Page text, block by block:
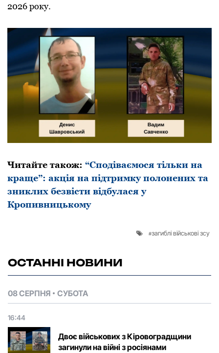
2026 року.
Читайте також: “Сподіваємося тільки на
краще”: акція на підтримку полонених та
зниклих безвісти відбулася у
Кропивницькому
загиблі військові зсу
ОСТАННІ НОВИНИ
08 СЕРПНЯ СУБОТА
16:44
Двоє військових з Кіровоградщини
загинули на війні з росіянами